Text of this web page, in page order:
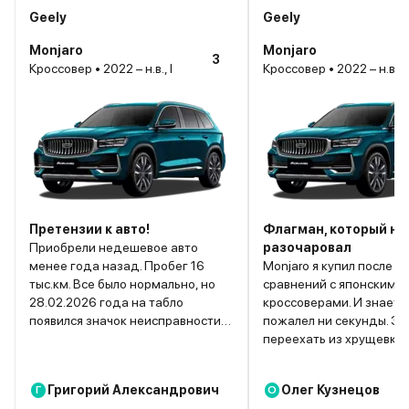
Geely
Monjaro
Кроссовер • 2022 – н.в., I
3
Претензии к авто!
Приобрели недешевое авто
менее года назад. Пробег 16
тыс.км. Все было нормально, но
28.02.2026 года на табло
появился значок неисправности.
эвакуатор, не разрешив
Г Григорий Александрович
Geely
Monjaro
Кроссовер • 2022 – н.в., I
Флагман, который не
разочаровал
Monjaro я купил после
сравнений с японскими
кроссоверами. И
пожалел ни секунды.
переехать из хрущевки
кожа. Двигатель –
О Олег Кузнецов